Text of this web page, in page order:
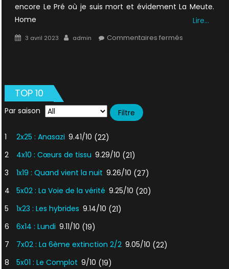
encore Le Pré où je suis mort et évidement La Meute.
Home
Lire…
Posted
3 avril 2023 Author
admin Commentaires ferméssur
TOP 10
Par saison
1 2x25 : Anasazi 9.41/10 (22)
2
4x10 : Cœurs de tissu 9.29/10 (21)
3
1x19 : Quand vient la nuit 9.26/10 (27)
4
5x02 : La Voie de la vérité 9.25/10 (20)
5
1x23 : Les hybrides 9.14/10 (21)
6
6x14 : Lundi 9.11/10 (19)
7
7x02 : La 6ème extinction 2/2 9.05/10 (22)
8
5x01 : Le Complot 9/10 (19)